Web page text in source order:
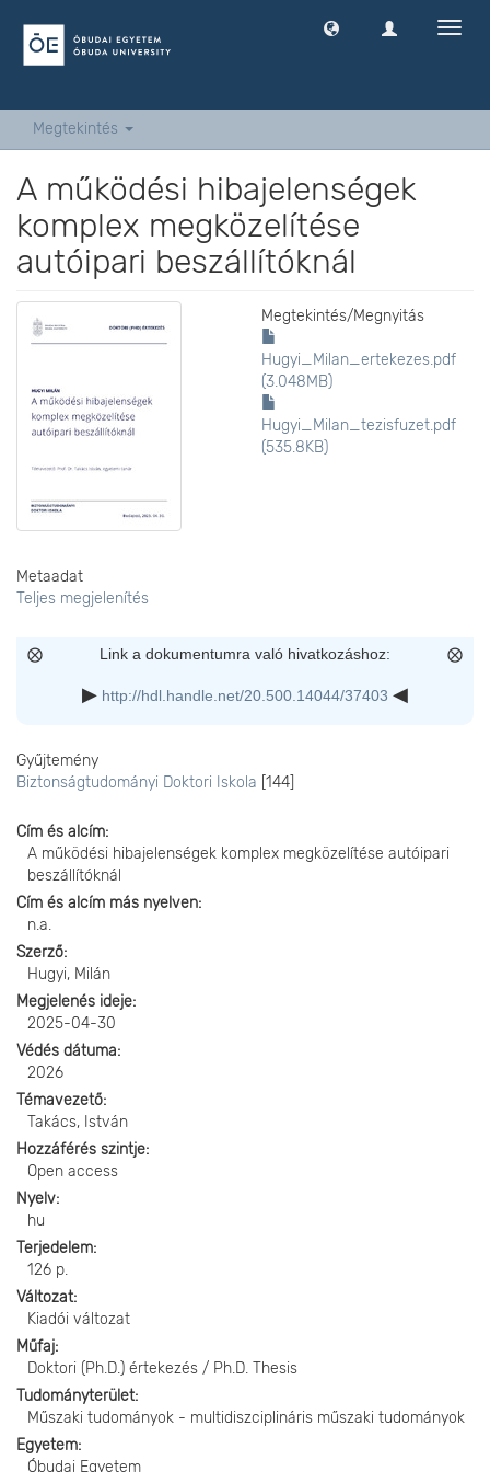
Megtekintés
A működési hibajelenségek
komplex megközelítése
autóipari beszállítóknál
Megtekintés/Megnyitás
Hugyi_Milan_ertekezes.pdf
(3.048MB)
Hugyi_Milan_tezisfuzet.pdf
(535.8KB)
Metaadat
Teljes megjelenítés
Link a dokumentumra való hivatkozáshoz:
http://hdl.handle.net/20.500.14044/37403
Gyűjtemény
Biztonságtudományi Doktori Iskola [144]
Cím és alcím
A működési hibajelenségek komplex megközelítése autóipari
beszállítóknál
Cím és alcím más nyelven
n.a.
Szerző
Hugyi, Milán
Megjelenés ideje
2025-04-30
Védés dátuma
2026
Témavezető
Takács, István
Hozzáférés szintje
Open access
Nyelv
hu
Terjedelem
126 p.
Változat
Kiadói változat
Műfaj
Doktori (Ph.D.) értekezés / Ph.D. Thesis
Tudományterület
Műszaki tudományok - multidiszciplináris műszaki tudományok
Egyetem
Óbudai Egyetem